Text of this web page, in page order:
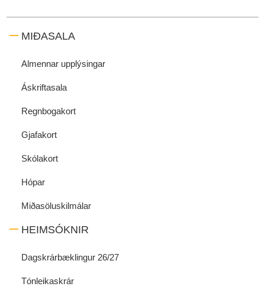
MIÐASALA
Almennar upplýsingar
Áskriftasala
Regnbogakort
Gjafakort
Skólakort
Hópar
Miðasöluskilmálar
HEIMSÓKNIR
Dagskrárbæklingur 26/27
Tónleikaskrár